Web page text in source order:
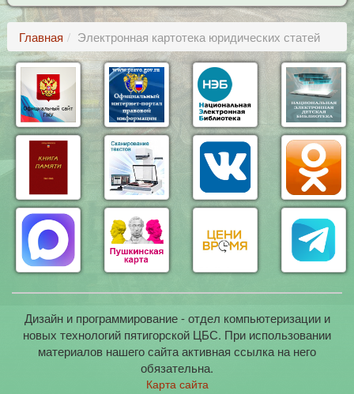
Главная Электронная картотека юридических статей
Дизайн и программирование - отдел компьютеризации и
новых технологий пятигорской ЦБС. При использовании
материалов нашего сайта активная ссылка на него
обязательна.
Карта сайта